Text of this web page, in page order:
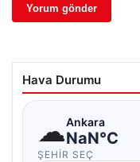
Hava Durumu
☁Ankara
NaN°C
ŞEHIR SEÇ